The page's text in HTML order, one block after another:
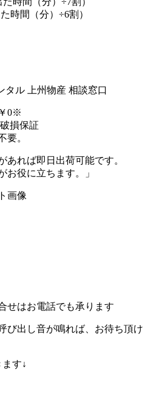
間（分）÷6割）
タル 上州物産 相談窓口
0※
破損保証
要。
あれば即日出荷可能です。
お役に立ちます。」
せはお電話でも承ります
び出し音が鳴れば、お待ち頂け
す↓